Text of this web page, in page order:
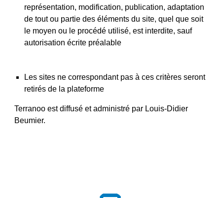
représentation, modification, publication, adaptation
de tout ou partie des éléments du site, quel que soit
le moyen ou le procédé utilisé, est interdite, sauf
autorisation écrite préalable
Les sites ne correspondant pas à ces critères seront
retirés de la plateforme
Terranoo est diffusé et administré par Louis-Didier
Beumier.